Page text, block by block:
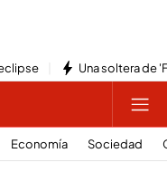
Una soltera de
Economía Sociedad